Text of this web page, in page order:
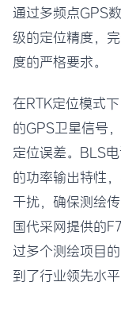
通过多频点GPS
级的定位精度，
度的严格要求。
在RTK定位模式
的GPS卫星信号
定位误差。BLS
的功率输出特性
干扰，确保测绘
国代采网提供的
过多个测绘项目
到了行业领先水平